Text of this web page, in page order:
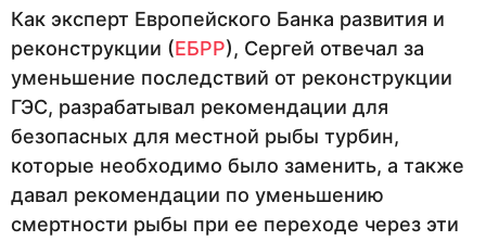
Как эксперт Европейского Банка развития и
реконструкции (ЕБРР), Сергей отвечал за
уменьшение последствий от реконструкции
ГЭС, разрабатывал рекомендации для
безопасных для местной рыбы турбин,
которые необходимо было заменить, а также
давал рекомендации по уменьшению
смертности рыбы при ее переходе через эти